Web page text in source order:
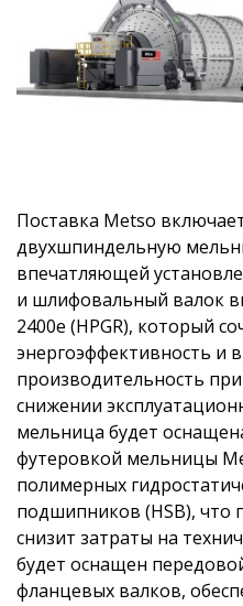
Поставка Metso
двухшпиндельную
впечатляющей
и шлифовальный валок
2400e (HPGR), который
энергоэффективность и
производительность
снижении
мельница будет
футеровкой мельницы
полимерных
подшипников (HSB), что
снизит затраты на
будет оснащен
фланцевых валков,